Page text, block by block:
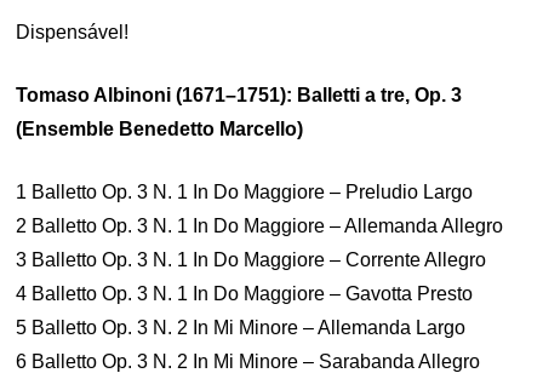
Dispensável!
Tomaso Albinoni (1671–1751): Balletti a tre, Op. 3
(Ensemble Benedetto Marcello)
1 Balletto Op. 3 N. 1 In Do Maggiore – Preludio Largo
2 Balletto Op. 3 N. 1 In Do Maggiore – Allemanda Allegro
3 Balletto Op. 3 N. 1 In Do Maggiore – Corrente Allegro
4 Balletto Op. 3 N. 1 In Do Maggiore – Gavotta Presto
5 Balletto Op. 3 N. 2 In Mi Minore – Allemanda Largo
6 Balletto Op. 3 N. 2 In Mi Minore – Sarabanda Allegro